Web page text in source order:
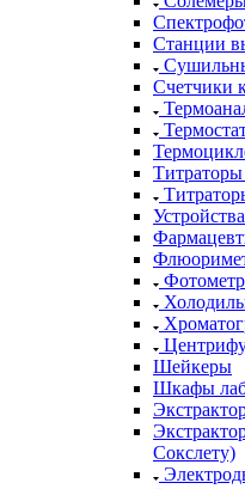
Станции
Счетчики
Титраторы
Шейкеры
Шкафы
Сокслету)